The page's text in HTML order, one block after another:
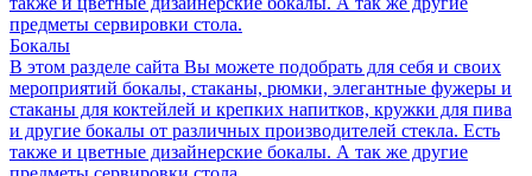
предметы сервировки стола.
Бокалы
В этом разделе сайта Вы можете подобрать для себя и своих
мероприятий бокалы, стаканы, рюмки, элегантные фужеры и
стаканы для коктейлей и крепких напитков, кружки для пива
и другие бокалы от различных производителей стекла. Есть
также и цветные дизайнерские бокалы. А так же другие